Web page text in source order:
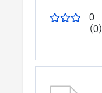
0
(0)